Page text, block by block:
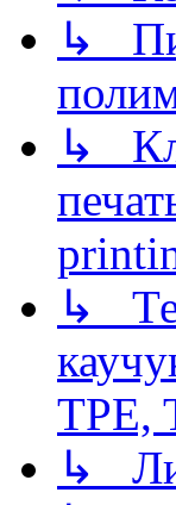
↳
↳
↳
TPE,
↳